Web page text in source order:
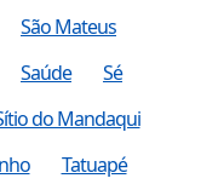
São Mateus
Saúde
Sé
do Mandaqui
Tatuapé